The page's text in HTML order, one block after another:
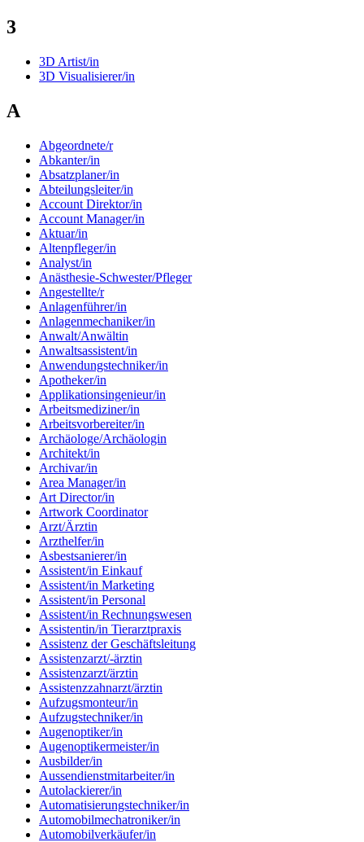
3
3D Artist/in
3D Visualisierer/in
A
Abgeordnete/r
Abkanter/in
Absatzplaner/in
Abteilungsleiter/in
Account Direktor/in
Account Manager/in
Aktuar/in
Altenpfleger/in
Analyst/in
Anästhesie-Schwester/Pfleger
Angestellte/r
Anlagenführer/in
Anlagenmechaniker/in
Anwalt/Anwältin
Anwaltsassistent/in
Anwendungstechniker/in
Apotheker/in
Applikationsingenieur/in
Arbeitsmediziner/in
Arbeitsvorbereiter/in
Archäologe/Archäologin
Architekt/in
Archivar/in
Area Manager/in
Art Director/in
Artwork Coordinator
Arzt/Ärztin
Arzthelfer/in
Asbestsanierer/in
Assistent/in Einkauf
Assistent/in Marketing
Assistent/in Personal
Assistent/in Rechnungswesen
Assistentin/in Tierarztpraxis
Assistenz der Geschäftsleitung
Assistenzarzt/-ärztin
Assistenzarzt/ärztin
Assistenzzahnarzt/ärztin
Aufzugsmonteur/in
Aufzugstechniker/in
Augenoptiker/in
Augenoptikermeister/in
Ausbilder/in
Aussendienstmitarbeiter/in
Autolackierer/in
Automatisierungstechniker/in
Automobilmechatroniker/in
Automobilverkäufer/in